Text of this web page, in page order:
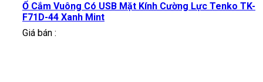
Ổ Cắm Vuông Có USB Mặt Kính Cường Lực Tenko TK-
F71D-44 Xanh Mint
Giá bán :